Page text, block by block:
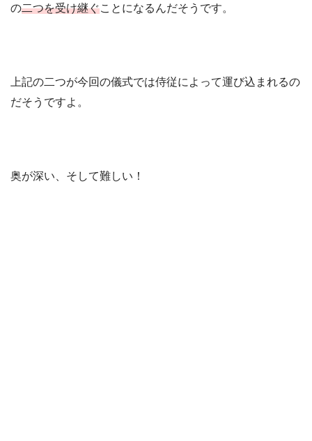
の二つを受け継ぐことになるんだそうです。
上記の二つが今回の儀式では侍従によって運び込まれるの
だそうですよ。
奥が深い、そして難しい！